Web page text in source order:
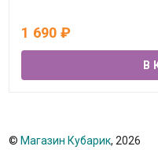
1 690 ₽
© Магазин Кубарик, 2026